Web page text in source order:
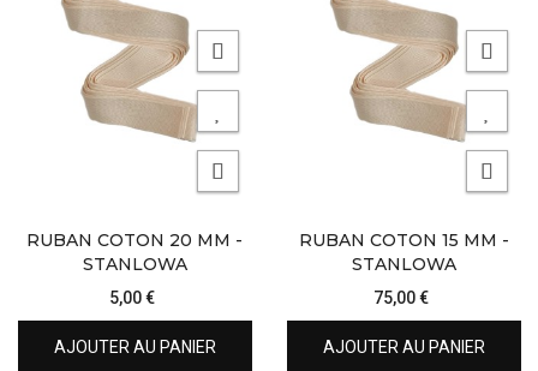
RUBAN COTON 20 MM -
STANLOWA
5,00 €
AJOUTER AU PANIER
RUBAN COTON 15 MM -
STANLOWA
75,00 €
AJOUTER AU PANIER